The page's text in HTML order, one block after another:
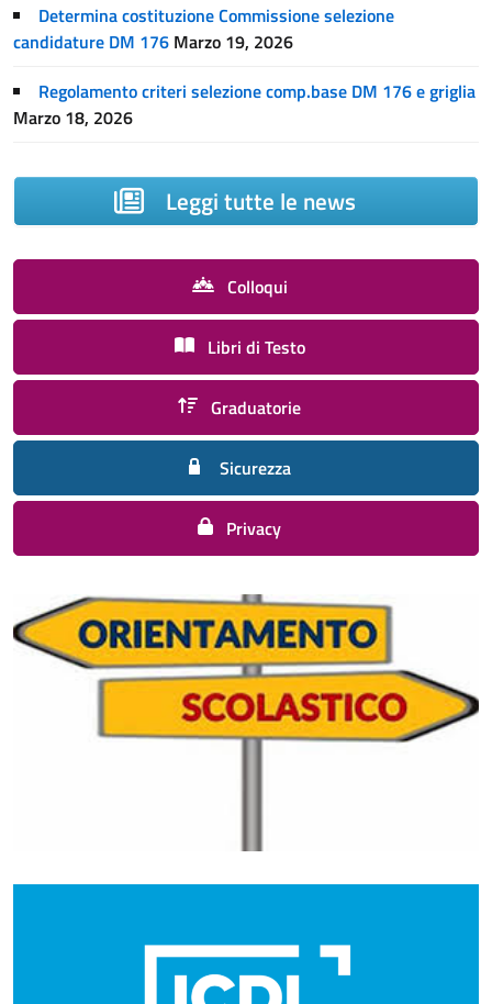
Determina costituzione Commissione selezione
candidature DM 176 Marzo 19, 2026
Regolamento criteri selezione comp.base DM 176 e griglia
Marzo 18, 2026
Leggi tutte le news
Colloqui
Libri di Testo
Graduatorie
Sicurezza
Privacy